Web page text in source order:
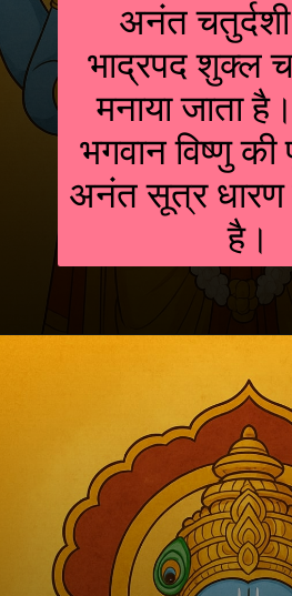
अनंत चतुर्दशी
भाद्रपद शुक्ल
मनाया जाता
भगवान विष्णु
अनंत सूत्र धारण
है।